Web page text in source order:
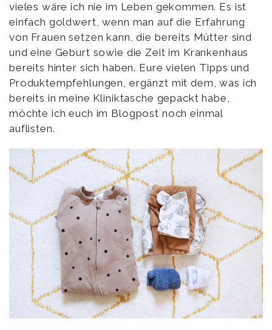
vieles wäre ich nie im Leben gekommen. Es ist
einfach goldwert, wenn man auf die Erfahrung
von Frauen setzen kann, die bereits Mütter sind
und eine Geburt sowie die Zeit im Krankenhaus
bereits hinter sich haben. Eure vielen Tipps und
Produktempfehlungen, ergänzt mit dem, was ich
bereits in meine Kliniktasche gepackt habe,
möchte ich euch im Blogpost noch einmal
auflisten.